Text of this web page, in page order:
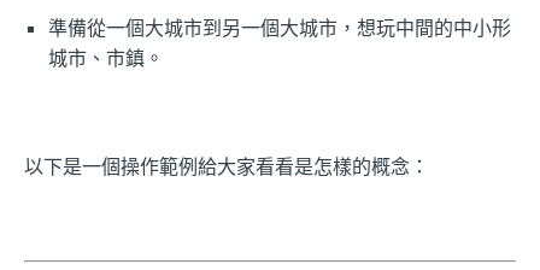
準備從一個大城市到另一個大城市，想玩中間的中小形
城市、市鎮。
以下是一個操作範例給大家看看是怎樣的概念：